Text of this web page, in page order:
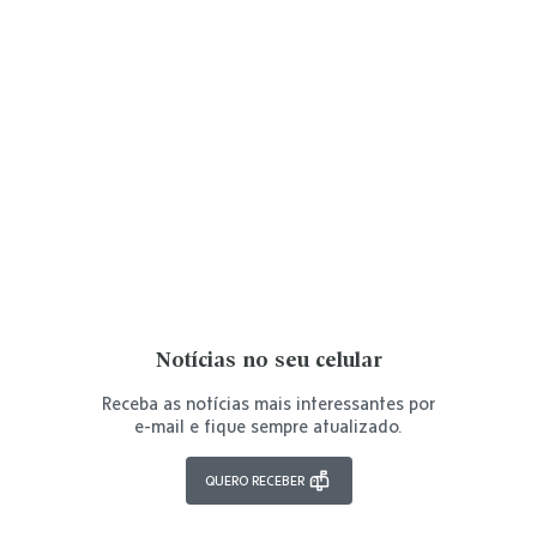
Notícias no seu celular
Receba as notícias mais interessantes por
e-mail e fique sempre atualizado.
QUERO RECEBER